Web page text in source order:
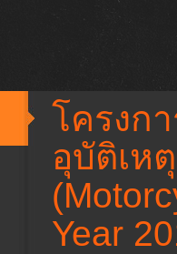
โครงก
อุบัติเห
Year